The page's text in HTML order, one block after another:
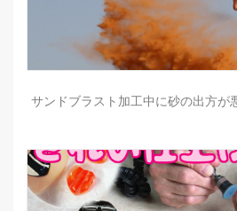
サンドブラスト加工中に砂の出方が